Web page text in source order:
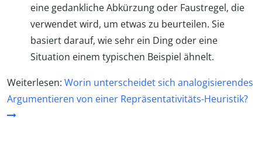
eine gedankliche Abkürzung oder Faustregel, die
verwendet wird, um etwas zu beurteilen. Sie
basiert darauf, wie sehr ein Ding oder eine
Situation einem typischen Beispiel ähnelt.
Weiterlesen: Worin unterscheidet sich analogisierendes
Argumentieren von einer Repräsentativitäts-Heuristik?